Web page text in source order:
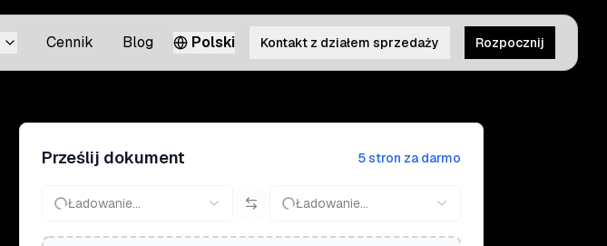
Cennik Blog Polski Kontakt z działem sprzedaży Rozpocznij
Prześlij dokument 5 stron za darmo
Ładowanie... Ładowanie...